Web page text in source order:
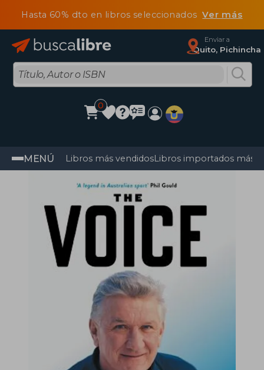
Hasta 60% dto en libros seleccionadosVer más
Enviar a
Quito, Pichincha
0
MENÚ Libros más vendidosLibros importados más